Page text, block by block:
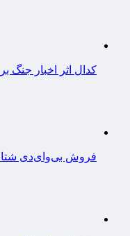
کدال اثر اخبار جنگ
فروش بی‌وای‌دی